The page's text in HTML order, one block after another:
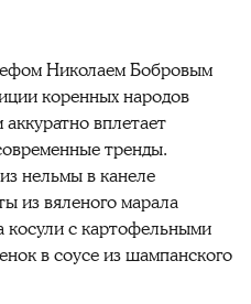
Николаем Бобровым
коренных народов
вплетает
тренды.
нельмы в канеле
из вяленого марала
косули с картофельными
в соусе из шампанского